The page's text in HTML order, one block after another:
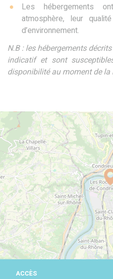
Les hébergements
atmosphère, leur
d’environnement.
N.B : les hébergements
indicatif et sont
disponibilité au moment de la
ACCÈS